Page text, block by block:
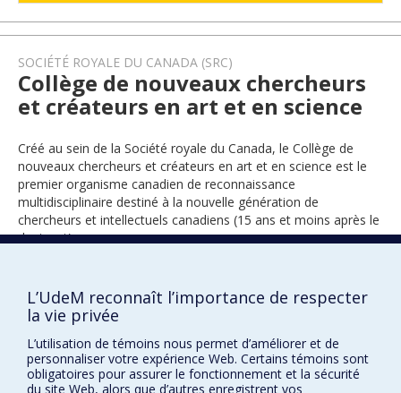
SOCIÉTÉ ROYALE DU CANADA (SRC)
Collège de nouveaux chercheurs
et créateurs en art et en science
Créé au sein de la Société royale du Canada, le Collège de
nouveaux chercheurs et créateurs en art et en science est le
premier organisme canadien de reconnaissance
multidisciplinaire destiné à la nouvelle génération de
chercheurs et intellectuels canadiens (15 ans et moins après le
doctorat).
2021
L’UdeM reconnaît l’importance de respecter
la vie privée
L’utilisation de témoins nous permet d’améliorer et de
personnaliser votre expérience Web. Certains témoins sont
obligatoires pour assurer le fonctionnement et la sécurité
du site Web, alors que d’autres enregistrent vos